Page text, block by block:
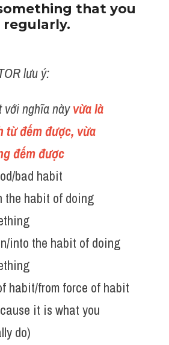
that you
lưu ý:
với nghĩa này vừa là
từ đếm được, vừa
đếm được
bad habit
the habit of doing
into the habit of doing
habit/from force of habit
it is what you
do)